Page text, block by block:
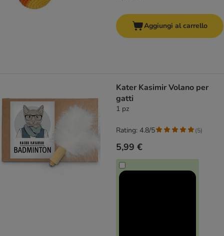
Aggiungi al carrello
Kater Kasimir Volano per
gatti
1 pz
5,99 €
Rating: 4.8/5 (5)